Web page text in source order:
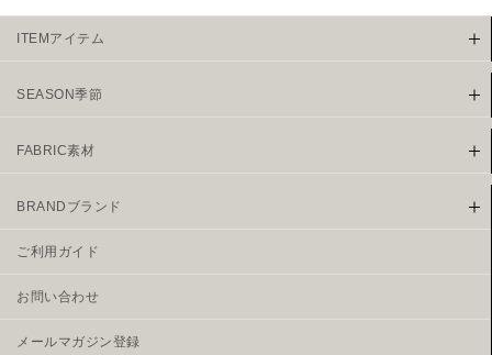
ITEMアイテム
SEASON季節
FABRIC素材
BRANDブランド
ご利用ガイド
お問い合わせ
メールマガジン登録